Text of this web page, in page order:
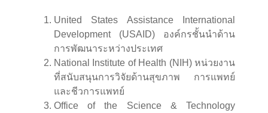
United States Assistance International
Development (USAID) องค์กรชั้นนําด้าน
การพัฒนาระหว่างประเทศ
National Institute of Health (NIH) หน่วยงาน
ที่สนับสนุนการวิจัยด้านสุขภาพ การแพทย์
และชีวการแพทย์
Office of the Science & Technology